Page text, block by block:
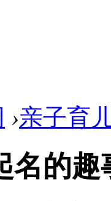
›亲子育
名的趣